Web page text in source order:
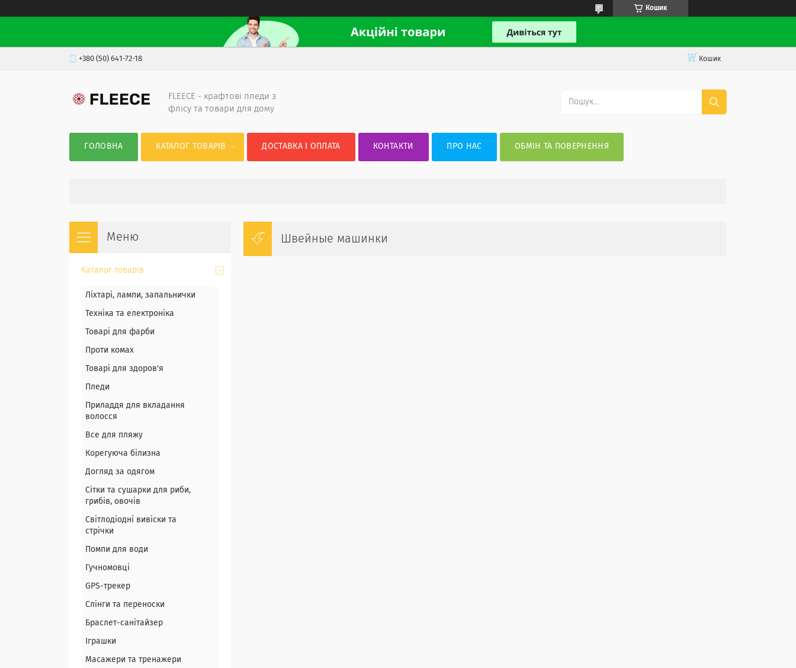
Кошик
+380 (50) 641-72-18 Кошик
FLEECE - крафтові пледи з
флісу та товари для дому
ГОЛОВНА КАТАЛОГ ТОВАРІВ ДОСТАВКА І ОПЛАТА КОНТАКТИ ПРО НАС ОБМІН ТА ПОВЕРНЕННЯ
Швейные машинки
Каталог товарів
Ліхтарі, лампи, запальнички
Техніка та електроніка
Товарі для фарби
Проти комах
Товарі для здоров'я
Пледи
Приладдя для вкладання
волосся
Все для пляжу
Корегуюча білизна
Догляд за одягом
Сітки та сушарки для риби,
грибів, овочів
Світлодіодні вивіски та
стрічки
Помпи для води
Гучномовці
GPS-трекер
Слінги та переноски
Браслет-санітайзер
Іграшки
Масажери та тренажери